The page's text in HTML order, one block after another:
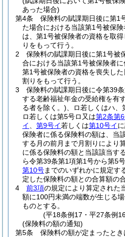
あった場合)
第4条
保険料の賦課期日後に第1
た場合における当該第1号被保
は、第1号被保険者の資格を取
りをもって行う。
2
保険料の賦課期日後に第1号被
合における当該第1号被保険者に
第1号被保険者の資格を喪失し
割りをもって行う。
3
保険料の賦課期日後に令第39
する老齢福祉年金の受給権を有
る者を除く。) 、ロ若しくはハ
ロ若しくは第5号ロ又は第2条第
イ
第9号イ若しくは第10号イ
保険者に係る保険料の額は、当
する月の前月まで月割りにより
に係る保険料の額と当該該当す
ら令第39条第1項第1号から第5
第10号までのいずれかに規定す
定した保険料の額との合算額の
4
前3項の規定により算定された
額に100円未満の端数が生じる
ものとする。
(平18条例17・平27条例
(保険料の額の通知)
第5条
保険料の額が定まったと